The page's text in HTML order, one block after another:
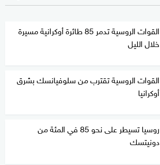
القوات الروسية تدمر 85 طائرة أوكرانية مسيرة
خلال الليل
القوات الروسية تقترب من سلوفيانسك بشرق
أوكرانيا
روسيا تسيطر على نحو 85 في المئة من
دونيتسك